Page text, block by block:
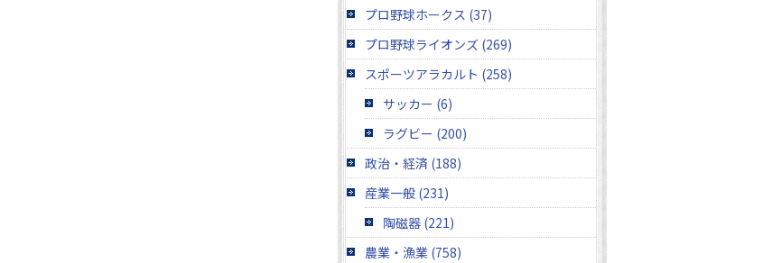
プロ野球ホークス (37)
プロ野球ライオンズ (269)
スポーツアラカルト (258)
サッカー (6)
ラグビー (200)
政治・経済 (188)
産業一般 (231)
陶磁器 (221)
農業・漁業 (758)